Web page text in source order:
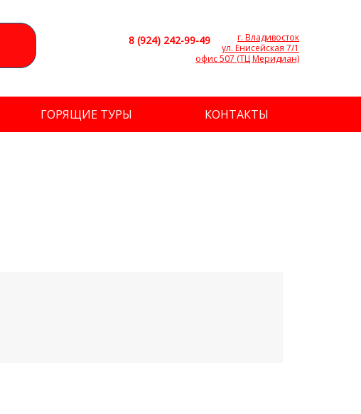
8 (924) 242-99-49
г. Владивосток
ул. Енисейская 7/1
офис 507 (ТЦ Меридиан)
ГОРЯЩИЕ ТУРЫ КОНТАКТЫ